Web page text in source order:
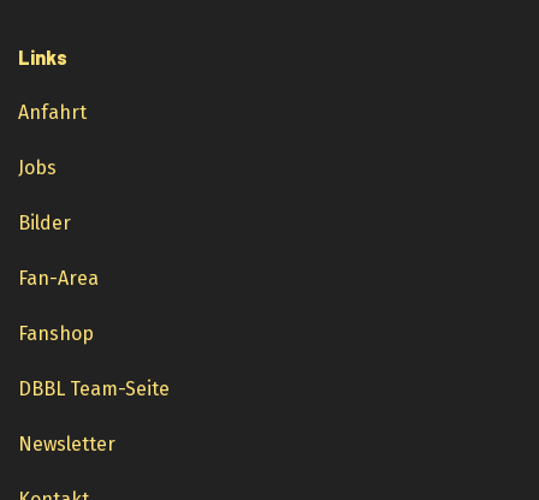
Links
Anfahrt
Jobs
Bilder
Fan-Area
Fanshop
DBBL Team-Seite
Newsletter